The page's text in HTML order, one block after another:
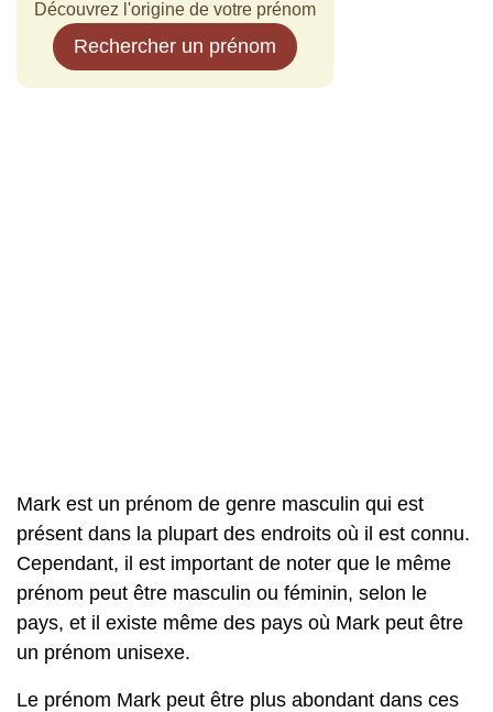
Découvrez l'origine de votre prénom
Rechercher un prénom
Mark est un prénom de genre masculin qui est
présent dans la plupart des endroits où il est connu.
Cependant, il est important de noter que le même
prénom peut être masculin ou féminin, selon le
pays, et il existe même des pays où Mark peut être
un prénom unisexe.
Le prénom Mark peut être plus abondant dans ces